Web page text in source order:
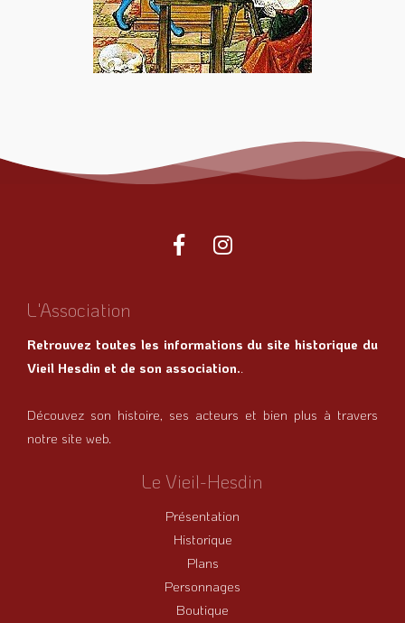
L'Association
Retrouvez toutes les informations du site historique du
Vieil Hesdin et de son association..
Découvez son histoire, ses acteurs et bien plus à travers
notre site web.
Le Vieil-Hesdin
Présentation
Historique
Plans
Personnages
Boutique